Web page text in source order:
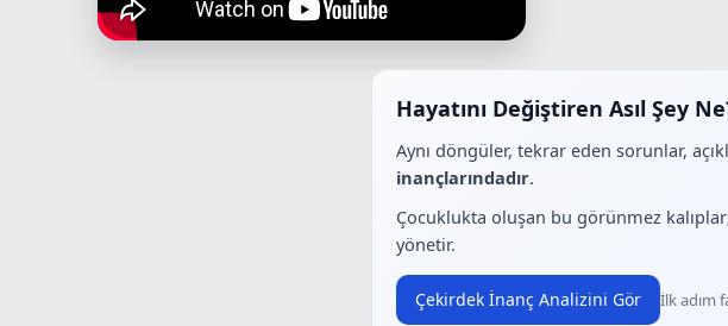
Hayatını Değiştiren Asıl Şey
Aynı döngüler, tekrar eden sorunlar,
inançlarındadır.
Çocuklukta oluşan bu görünmez
yönetir.
Çekirdek İnanç Analizini Gör İlk adım